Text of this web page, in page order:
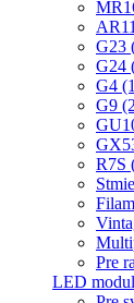
G23
G24
G4
G9
R7S
Pre
LED